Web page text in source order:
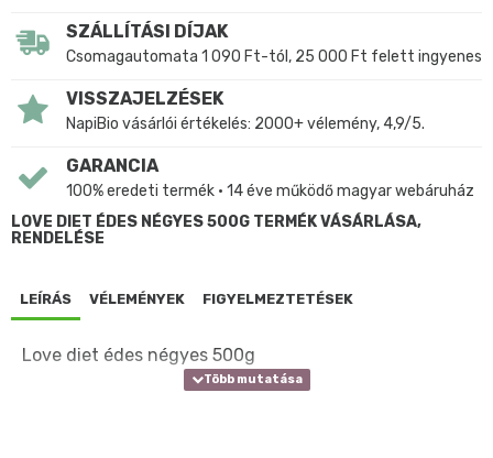
SZÁLLÍTÁSI DÍJAK
Csomagautomata 1 090 Ft-tól, 25 000 Ft felett ingyenes
VISSZAJELZÉSEK
NapiBio vásárlói értékelés: 2000+ vélemény, 4,9/5.
GARANCIA
100% eredeti termék • 14 éve működő magyar webáruház
LOVE DIET ÉDES NÉGYES 500G TERMÉK VÁSÁRLÁSA,
RENDELÉSE
LEÍRÁS VÉLEMÉNYEK FIGYELMEZTETÉSEK
Love diet édes négyes 500g